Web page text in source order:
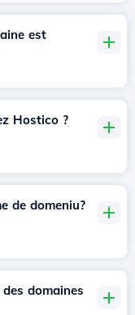
est
Hostico ?
de domeniu?
domaines